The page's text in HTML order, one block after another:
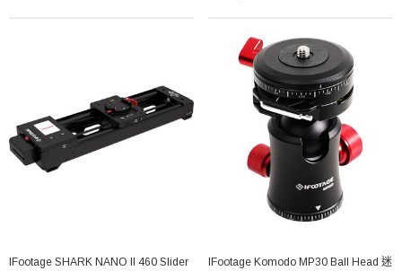
IFootage SHARK NANO II 460 Slider
IFootage Komodo MP30 Ball Head 迷